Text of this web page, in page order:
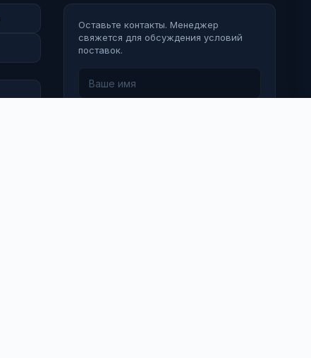
Оставьте контакты. Менеджер
свяжется для обсуждения условий
поставок.